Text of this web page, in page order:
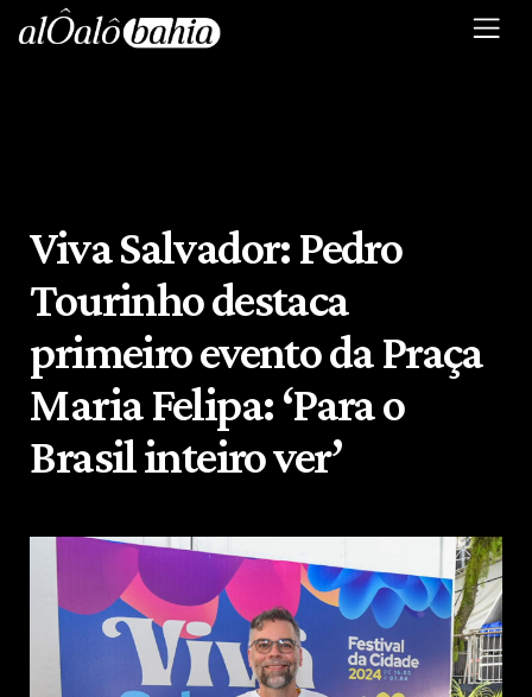
Viva Salvador: Pedro
Tourinho destaca
primeiro evento da Praça
Maria Felipa: ‘Para o
Brasil inteiro ver’